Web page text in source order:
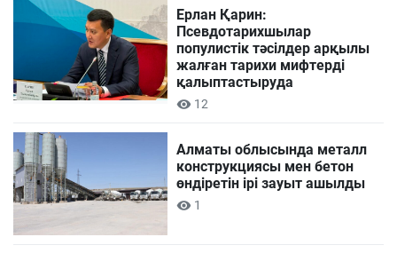
Ерлан Қарин:
Псевдотарихшылар
популистік тәсілдер арқылы
жалған тарихи мифтерді
қалыптастыруда
12
Алматы облысында металл
конструкциясы мен бетон
өндіретін ірі зауыт ашылды
1